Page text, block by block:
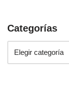
Categorías